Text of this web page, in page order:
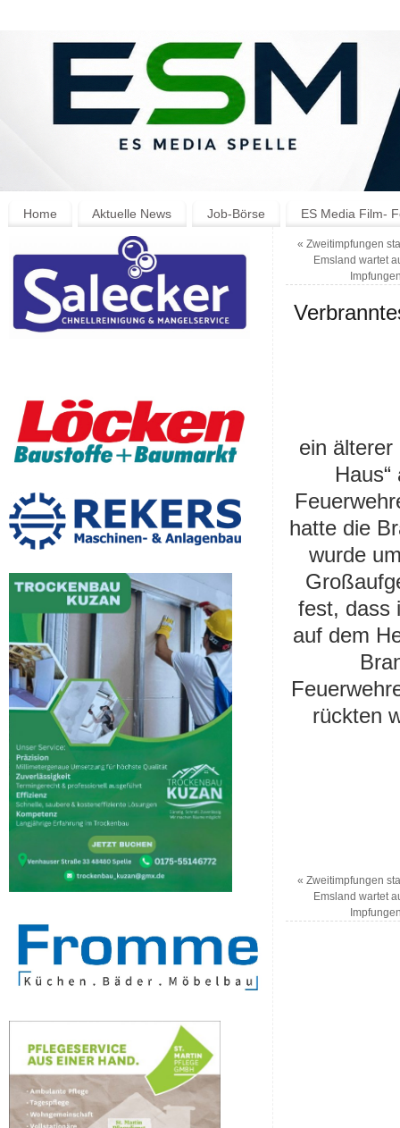
Home Aktuelle News Job-Börse ES Media Film-
« Zweitimpfungen
Emsland wartet
ein älterer
hatte die
wurde
fest, dass
auf dem
rückten
« Zweitimpfungen
Emsland wartet